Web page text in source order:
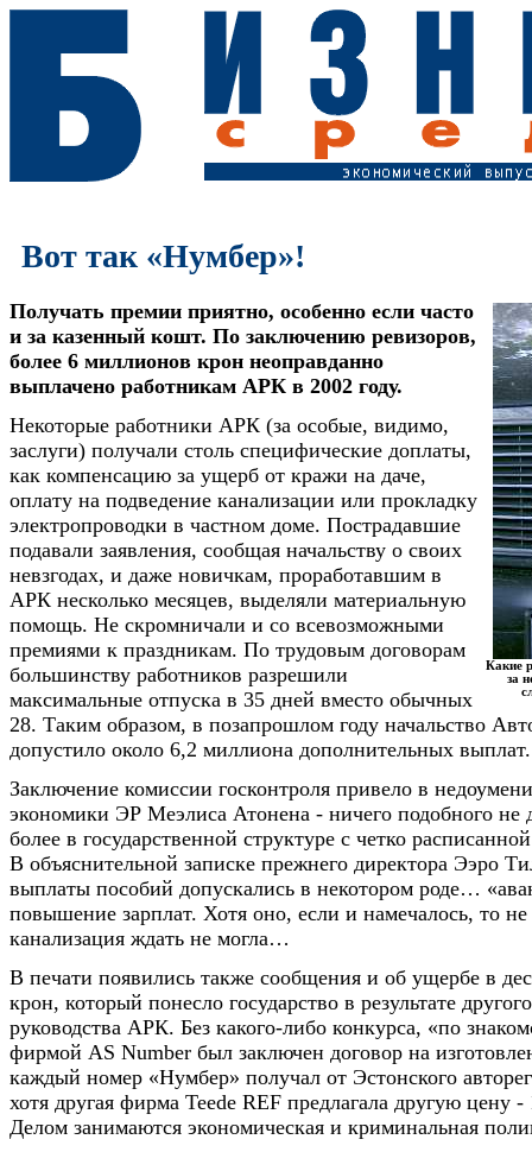
Вот так «Нумбер»!
Какие
за
Получать премии приятно, особенно если часто
и за казенный кошт. По заключению ревизоров,
более 6 миллионов крон неоправданно
выплачено работникам АРК в 2002 году.
Некоторые работники АРК (за особые, видимо,
заслуги) получали столь специфические доплаты,
как компенсацию за ущерб от кражи на даче,
оплату на подведение канализации или прокладку
электропроводки в частном доме. Пострадавшие
подавали заявления, сообщая начальству о своих
невзгодах, и даже новичкам, проработавшим в
АРК несколько месяцев, выделяли материальную
помощь. Не скромничали и со всевозможными
премиями к праздникам. По трудовым договорам
большинству работников разрешили
максимальные отпуска в 35 дней вместо обычных
28. Таким образом, в позапрошлом году начальство
допустило около 6,2 миллиона дополнительных выплат.
Заключение комиссии госконтроля привело в
экономики ЭР Меэлиса Атонена - ничего подобного
более в государственной структуре с четко
В объяснительной записке прежнего директора Ээро
выплаты пособий допускались в некотором роде…
повышение зарплат. Хотя оно, если и намечалось, то
канализация ждать не могла…
В печати появились также сообщения и об ущербе в
крон, который понесло государство в результате
руководства АРК. Без какого-либо конкурса, «по
фирмой AS Number был заключен договор на
каждый номер «Нумбер» получал от Эстонского
хотя другая фирма Teede REF предлагала другую цену
Делом занимаются экономическая и криминальная